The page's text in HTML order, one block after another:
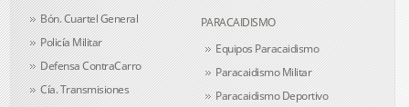
Bón. Cuartel General
Policía Militar
Defensa ContraCarro
Cía. Transmisiones
PARACAIDISMO
Equipos Paracaidismo
Paracaidismo Militar
Paracaidismo Deportivo